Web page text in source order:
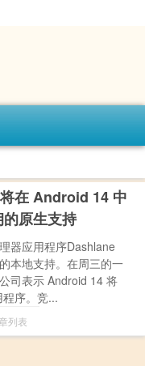
在 Android 14 中
原生支持
器应用程序Dashlane
本地支持。在周三的一
司表示 Android 14 将
序。竞...
列表